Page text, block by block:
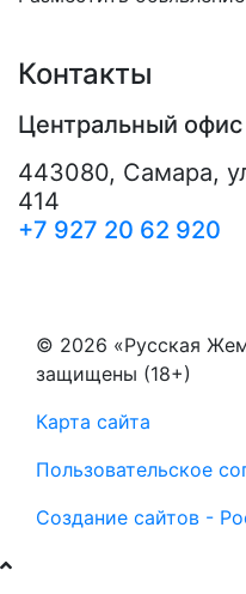
Контакты
Центральный офис
443080, Самара,
414
+7 927 20 62 920
© 2026 «Русская
защищены (18+)
Карта сайта
Пользовательское
Создание сайтов -